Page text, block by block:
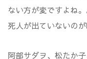
ない方が変ですよね。
死人が出ていないの
阿部サダヲ、松たか